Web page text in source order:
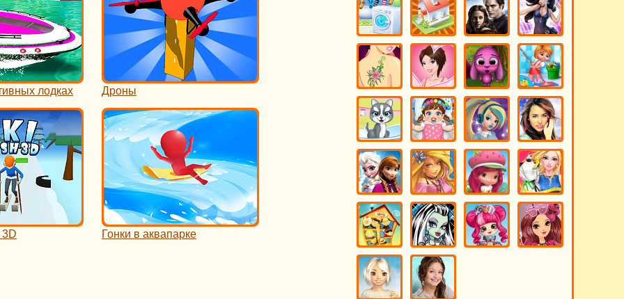
лодках Дроны
Гонки в аквапарке